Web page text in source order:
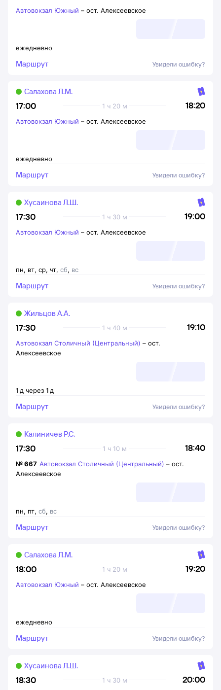
ежедневно
Автовокзал Южный – ост. Алексеевское
Маршрут Увидели ошибку?
17:00 18:20
1 ч 20 м
Салахова Л.М.
ежедневно
Автовокзал Южный – ост. Алексеевское
Маршрут Увидели ошибку?
17:30 19:00
1 ч 30 м
Хусаинова Л.Ш.
пн, вт, ср, чт, сб, вс
Автовокзал Южный – ост. Алексеевское
Маршрут Увидели ошибку?
17:30 19:10
1 ч 40 м
Жильцов А.А.
1 д через 1 д
Автовокзал Столичный (Центральный) – ост.
Алексеевское
Маршрут Увидели ошибку?
17:30 18:40
1 ч 10 м
Калиничев Р.С.
пн, пт, сб, вс
№667 Автовокзал Столичный (Центральный) – ост.
Алексеевское
Маршрут Увидели ошибку?
18:00 19:20
1 ч 20 м
Салахова Л.М.
ежедневно
Автовокзал Южный – ост. Алексеевское
Маршрут Увидели ошибку?
18:30 20:00
1 ч 30 м
Хусаинова Л.Ш.